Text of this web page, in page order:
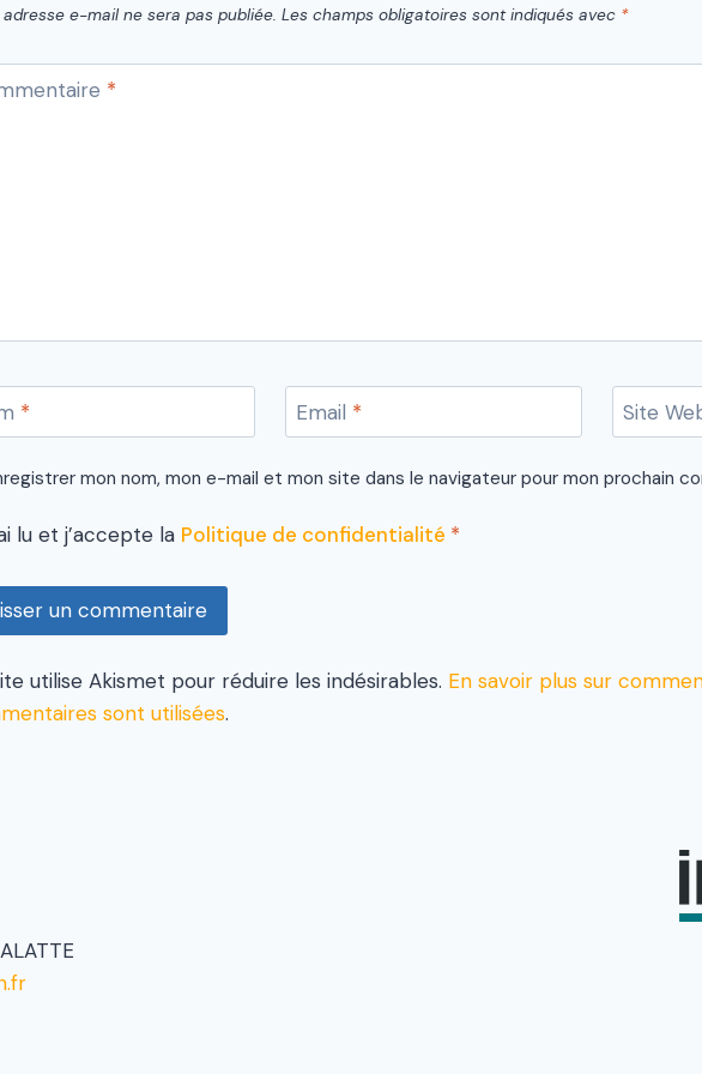
adresse e-mail ne sera pas publiée. Les champs obligatoires sont indiqués avec *
*
* Email * Site
mon nom, mon e-mail et mon site dans le navigateur pour mon prochain
lu et j’accepte la Politique de confidentialité *
utilise Akismet pour réduire les indésirables. En savoir plus sur
sont utilisées.